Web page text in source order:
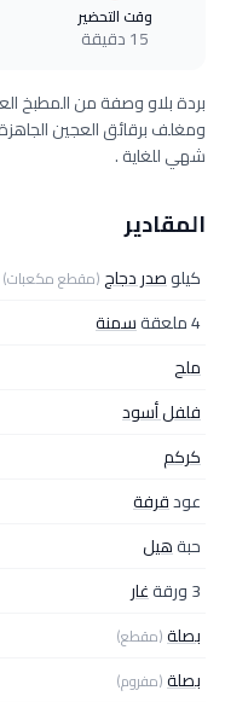
وقت التحضير
15 دقيقة
بردة بلاو وصفة من المطبخ
ومغلف برقائق العجين
شهي للغاية .
المقادير
كيلوصدر دجاج(مقطع مكعبات)
4 ملعقة
سمنة
ملح
فلفل أسود
كركم
عودقرفة
حبةهيل
3 ورقة
غار
بصلة(مقطع)
بصلة(مفروم)